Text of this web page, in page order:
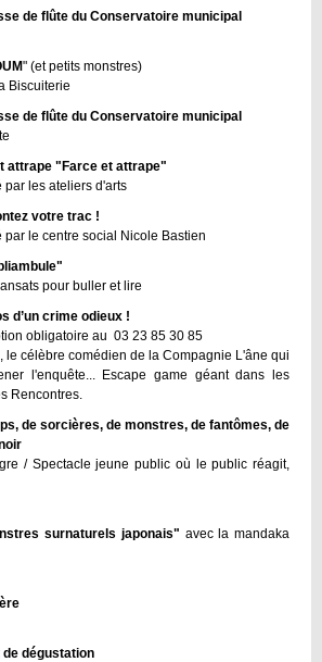
de flûte du Conservatoire municipal
" (et petits monstres)
Biscuiterie
de flûte du Conservatoire municipal
attrape "Farce et attrape"
par les ateliers d'arts
votre trac !
par le centre social Nicole Bastien
pour buller et lire
d’un crime odieux !
obligatoire au 03 23 85 30 85
le célèbre comédien de la Compagnie L'âne qui
l'enquête... Escape game géant dans les
Rencontres.
de sorcières, de monstres, de fantômes, de
/ Spectacle jeune public où le public réagit,
surnaturels japonais" avec la mandaka
dégustation